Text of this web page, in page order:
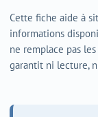
Cette fiche aide à
informations
ne remplace pas
garantit ni lecture,